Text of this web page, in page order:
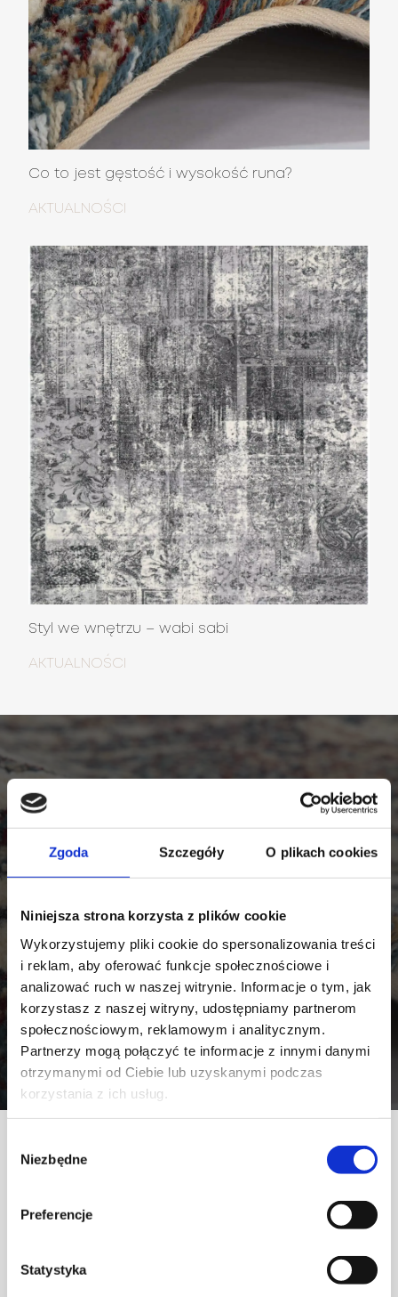
Zgoda Szczegóły O plikach cookies
Niniejsza strona korzysta z plików cookie
Wykorzystujemy pliki cookie do spersonalizowania treści
i reklam, aby oferować funkcje społecznościowe i
analizować ruch w naszej witrynie. Informacje o tym, jak
korzystasz z naszej witryny, udostępniamy partnerom
społecznościowym, reklamowym i analitycznym.
Partnerzy mogą połączyć te informacje z innymi danymi
otrzymanymi od Ciebie lub uzyskanymi podczas
korzystania z ich usług.
zgody
Niezbędne
Preferencje
Statystyka
Co to jest gęstość i wysokość runa?
AKTUALNOŚCI
Styl we wnętrzu – wabi sabi
AKTUALNOŚCI
wysokość runa?